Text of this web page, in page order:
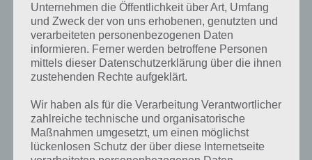
Weitere Aufgaben und Rätsel im gleichen
Level
Ebenfalls im gleichen Level wie “Berühmte Tennisturniere” befinden
sich “Berühmte Wissenschaftler” und “Bild: Reisanbau “. Klicke einfach
auf den Sachverhalt, um zur 94% Lösung zu gelangen.
Wenn die Lösung nicht mehr aktuell sein sollte oder ein Wort in der
Lösung von 94 Prozent fehlt, so teile uns die korrekten Lösungen
einfach in den Kommentaren mit. Nur so können wir stets die
aktuellen Antworten auf die zahlreichen Fragen in der App geben.
Unternehmen die Öffentlichkeit über Art, Umfang
und Zweck der von uns erhobenen, genutzten und
verarbeiteten personenbezogenen Daten
informieren. Ferner werden betroffene Personen
mittels dieser Datenschutzerklärung über die ihnen
zustehenden Rechte aufgeklärt.
Wir haben als für die Verarbeitung Verantwortlicher
zahlreiche technische und organisatorische
Maßnahmen umgesetzt, um einen möglichst
lückenlosen Schutz der über diese Internetseite